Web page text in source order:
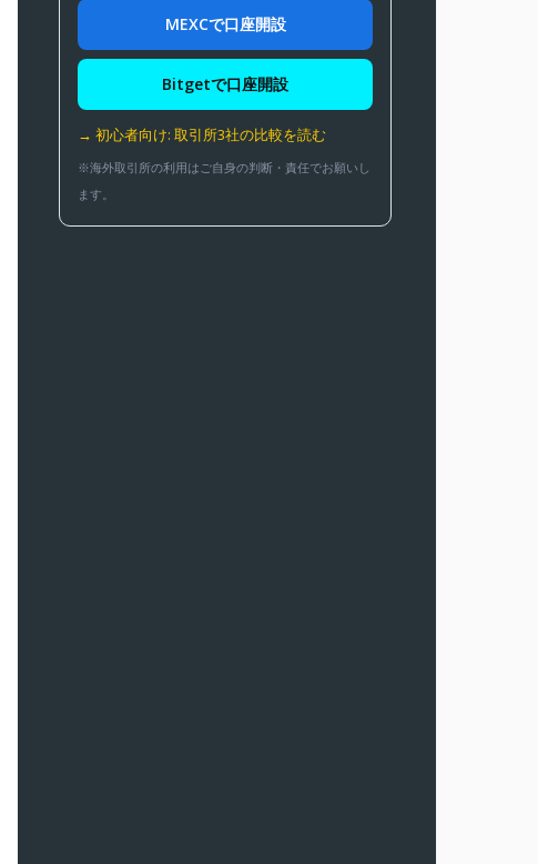
MEXCで口座開設
Bitgetで口座開設
→ 初心者向け: 取引所3社の比較を読む
※海外取引所の利用はご自身の判断・責任でお願いし
ます。